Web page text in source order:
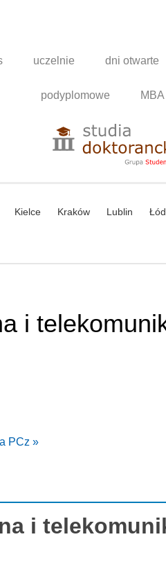
uczelnie dni otwarte
podyplomowe MBA
Kielce Kraków Lublin
i
PCz »
i